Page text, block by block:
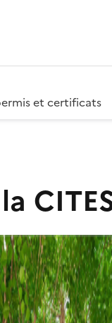
et certificats